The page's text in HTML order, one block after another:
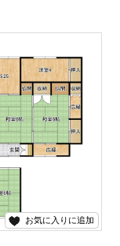
お気に入りに追加